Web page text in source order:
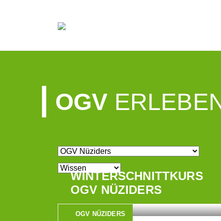
OGV
WINTERSCHNITTKURS
OGV NÜZIDERS
OGV NÜZIDERS